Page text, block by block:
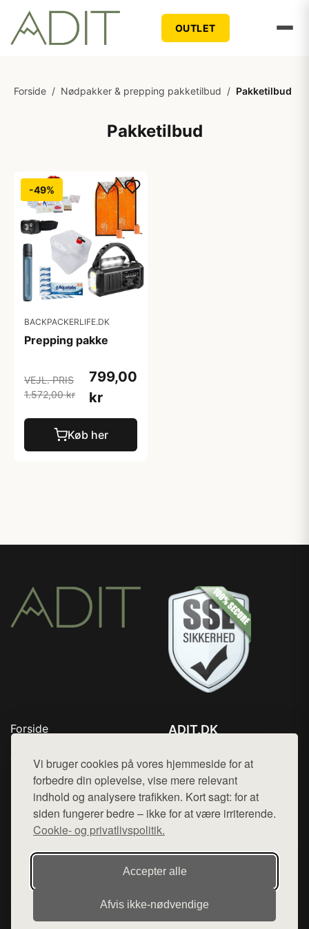
Vi bruger cookies på vores hjemmeside for at
forbedre din oplevelse, vise mere relevant
indhold og analysere trafikken. Kort sagt: for at
siden fungerer bedre – ikke for at være irriterende.
Cookie- og privatlivspolitik.
Accepter alle
Afvis ikke‑nødvendige
OUTLET
Forside / Nødpakker & prepping pakketilbud / Pakketilbud
Pakketilbud
-49%
BACKPACKERLIFE.DK
Prepping pakke
VEJL. PRIS
1.572,00 kr
799,00
kr
Køb her
Forside
Top Rabatter
Blog
Kontakt
ADIT.DK
Mail: hej@want.dk
Cookie- og privatlivspolitik
Denne side er en del af want.dk, der udgiver en række
hjemmesider med præsentation af forskellige produkter fra
diverse webshops. Der sælges ikke varer fra denne side - vi
henviser til de shops, som sælger varen. Vi har heller ikke